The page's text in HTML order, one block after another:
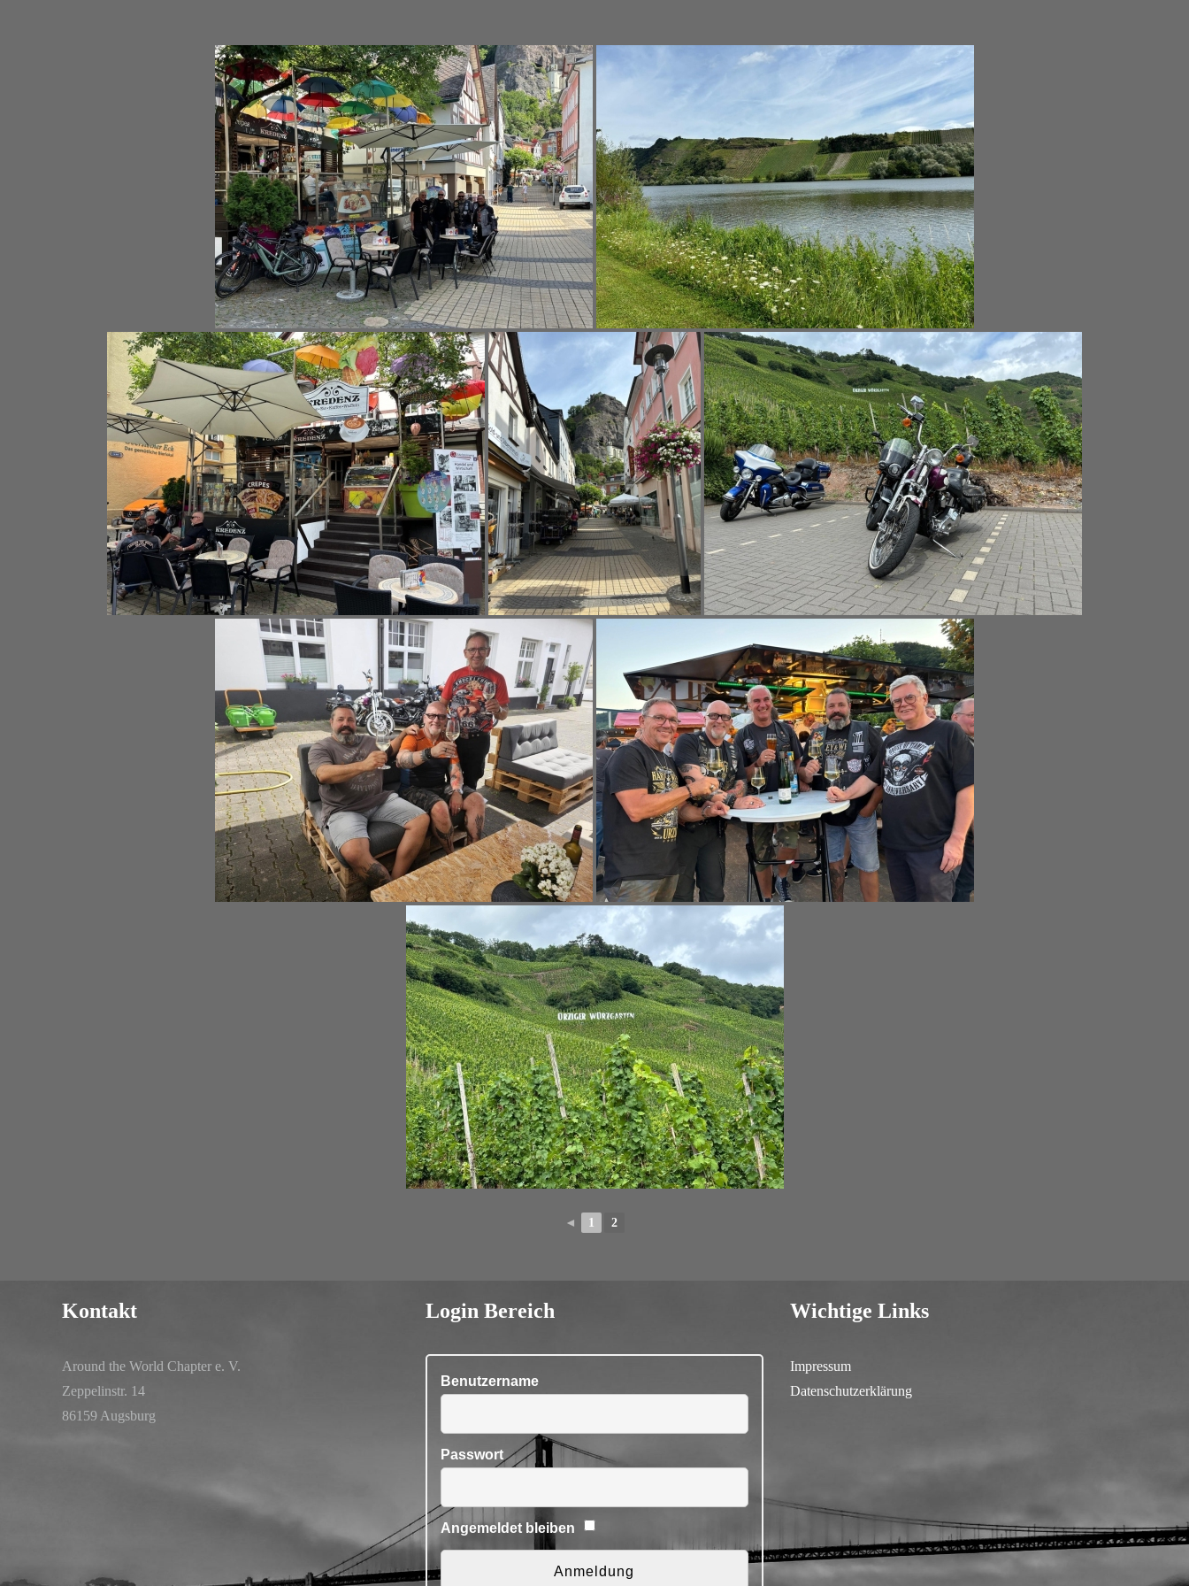
◄ 1 2
Kontakt
Around the World Chapter e. V.
Zeppelinstr. 14
86159 Augsburg
Login Bereich
Benutzername
Passwort
Angemeldet bleiben
Wichtige Links
Impressum
Datenschutzerklärung